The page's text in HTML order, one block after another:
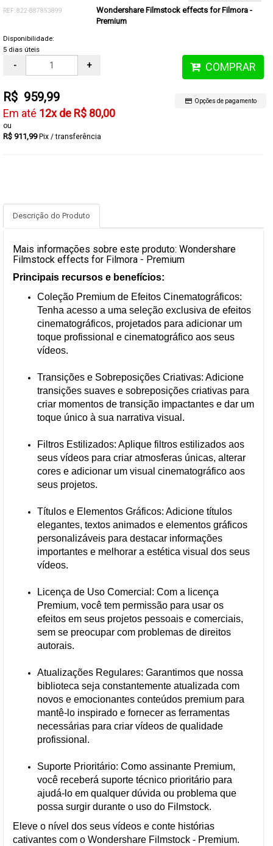
REF: 822-887853899
Wondershare Filmstock effects for Filmora -
Premium
Disponibilidade:
5 dias úteis
- + COMPRAR
R$ 959,99
12x de R$ 80,00
R$ 911,99 Pix / transferência
Opções de pagamento
Descrição do Produto
Mais informações sobre este produto: Wondershare
Filmstock effects for Filmora - Premium
Principais recursos e benefícios:
Coleção Premium de Efeitos Cinematográficos:
Tenha acesso a uma seleção exclusiva de efeitos
cinematográficos, projetados para adicionar um
toque profissional e cinematográfico aos seus
vídeos.
Transições e Sobreposições Criativas: Adicione
transições suaves e sobreposições criativas para
criar momentos de transição impactantes e dar um
toque único à sua narrativa visual.
Filtros Estilizados: Aplique filtros estilizados aos
seus vídeos para criar atmosferas únicas, alterar
cores e adicionar um visual cinematográfico aos
seus projetos.
Títulos e Elementos Gráficos: Adicione títulos
elegantes, textos animados e elementos gráficos
personalizáveis para destacar informações
importantes e melhorar a estética visual dos seus
vídeos.
Licença de Uso Comercial: Com a licença
Premium, você tem permissão para usar os
efeitos em seus projetos pessoais e comerciais,
sem se preocupar com problemas de direitos
autorais.
Atualizações Regulares: Garantimos que nossa
biblioteca seja constantemente atualizada com
novos e emocionantes conteúdos premium para
mantê-lo inspirado e fornecer as ferramentas
necessárias para criar vídeos de qualidade
profissional.
Suporte Prioritário: Como assinante Premium,
você receberá suporte técnico prioritário para
ajudá-lo em qualquer dúvida ou problema que
possa surgir durante o uso do Filmstock.
Eleve o nível dos seus vídeos e conte histórias
cativantes com o Wondershare Filmstock - Premium.